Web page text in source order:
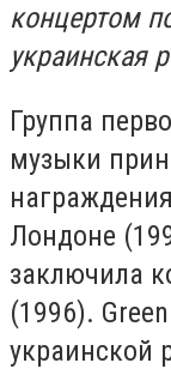
концертом
украинская
Группа
музыки
Лондоне
заключила
(1996).
украинской